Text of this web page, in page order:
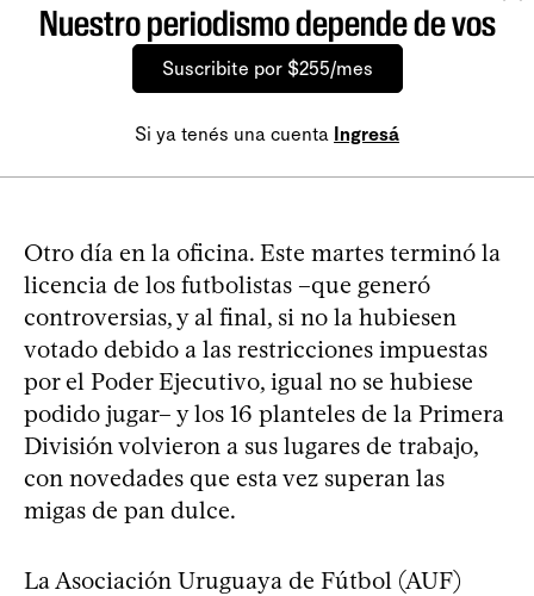
Nuestro periodismo depende de vos
Suscribite por $255/mes
Si ya tenés una cuenta Ingresá
Otro día en la oficina. Este martes terminó la
licencia de los futbolistas –que generó
controversias, y al final, si no la hubiesen
votado debido a las restricciones impuestas
por el Poder Ejecutivo, igual no se hubiese
podido jugar– y los 16 planteles de la Primera
División volvieron a sus lugares de trabajo,
con novedades que esta vez superan las
migas de pan dulce.
La Asociación Uruguaya de Fútbol (AUF)